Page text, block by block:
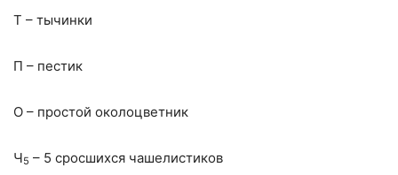
Т – тычинки
П – пестик
О – простой околоцветник
Ч5 – 5 сросшихся чашелистиков